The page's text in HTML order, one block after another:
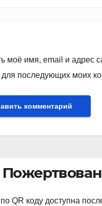
моё имя, email и адрес
для последующих моих
QR коду доступна